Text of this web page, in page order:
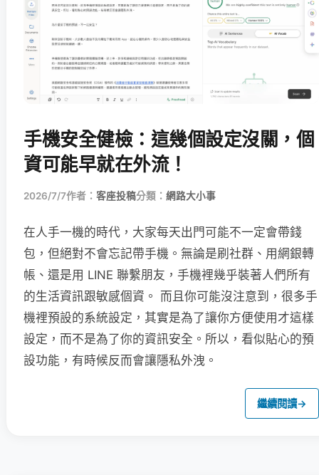
手機安全健檢：這幾個設定沒關，個
資可能早就在外流！
2026/7/7作者： 客座投稿分類： 網路大小事
在人手一機的時代，大家每天出門可能不一定會帶錢
包，但絕對不會忘記帶手機。無論是刷社群、用網銀轉
帳、還是用 LINE 聯繫朋友，手機裡幾乎裝著人們所有
的生活資訊跟敏感個資。 而且你可能沒注意到，很多手
機裡預設的系統設定，其實是為了讓你方便使用才這樣
設定，而不是為了你的資訊安全。所以，看似貼心的預
設功能，有時候反而會讓隱私外洩。
繼續閱讀→